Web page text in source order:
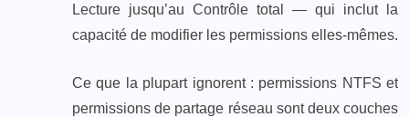
Lecture jusqu’au Contrôle total — qui inclut la
capacité de modifier les permissions elles-mêmes.
Ce que la plupart ignorent : permissions NTFS et
permissions de partage réseau sont deux couches